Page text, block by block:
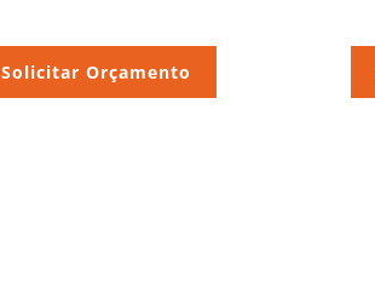
Solicitar Orçamento